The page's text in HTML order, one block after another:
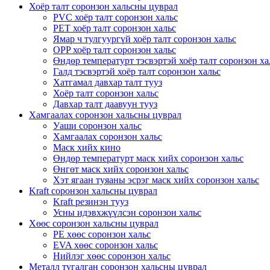
Хоёр талт соронзон хальсны цуврал
PVC хоёр талт соронзон хальс
PET хоёр талт соронзон хальс
Ямар ч тулгуургүй хоёр талт соронзон хальс
OPP хоёр талт соронзон хальс
Өндөр температурт тэсвэртэй хоёр талт соронзон
Галд тэсвэртэй хоёр талт соронзон хальс
Хатгамал давхар талт тууз
Хоёр талт соронзон хальс
Давхар талт даавуун тууз
Хамгаалах соронзон хальсны цуврал
Уаши соронзон хальс
Хамгаалах соронзон хальс
Маск хийх кино
Өндөр температурт маск хийх соронзон хальс
Өнгөт маск хийх соронзон хальс
Хэт ягаан туяаны эсрэг маск хийх соронзон хальс
Kraft соронзон хальсны цуврал
Kraft резинэн тууз
Усны идэвхжүүлсэн соронзон хальс
Хөөс соронзон хальсны цуврал
PE хөөс соронзон хальс
EVA хөөс соронзон хальс
Нийлэг хөөс соронзон хальс
Металл тугалган соронзон хальсны цуврал